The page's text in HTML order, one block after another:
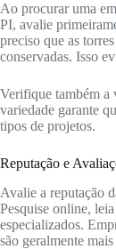
Ao procurar uma
PI, avalie
preciso que as
conservadas. Isso
Verifique também a
variedade garante
tipos de projetos.
Reputação e
Avalie a reputação
Pesquise online,
especializados.
são geralmente